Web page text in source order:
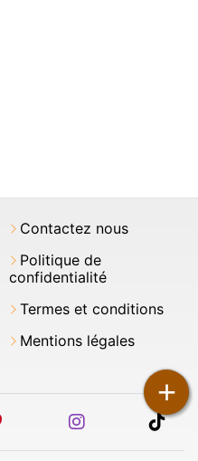
+
Contactez nous
Politique de
confidentialité
Termes et conditions
Mentions légales
pinterest instagram